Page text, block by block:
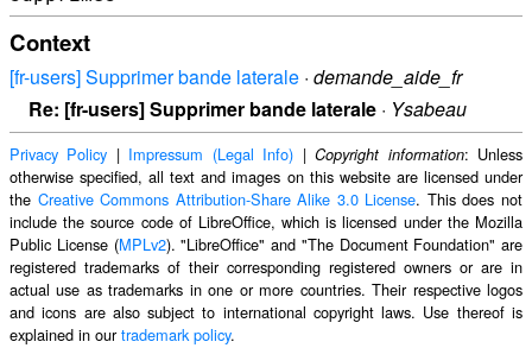
Context
[fr-users] Supprimer bande laterale · demande_aide_fr
Re: [fr-users] Supprimer bande laterale · Ysabeau
Privacy Policy | Impressum (Legal Info) |Copyright information: Unless
otherwise specified, all text and images on this website are licensed under
the Creative Commons Attribution-Share Alike 3.0 License. This does not
include the source code of LibreOffice, which is licensed under the Mozilla
Public License (MPLv2). "LibreOffice" and "The Document Foundation" are
registered trademarks of their corresponding registered owners or are in
actual use as trademarks in one or more countries. Their respective logos
and icons are also subject to international copyright laws. Use thereof is
explained in ourtrademark policy.